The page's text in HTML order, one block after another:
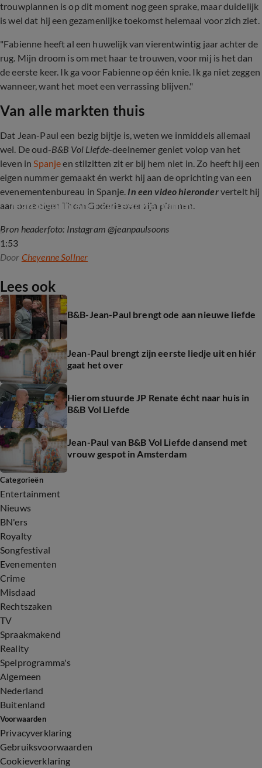
trouwplannen is op dit moment nog geen sprake, maar duidelijk
is wel dat hij een gezamenlijke toekomst helemaal voor zich ziet.
"Fabienne heeft al een huwelijk van vierentwintig jaar achter de
rug. Mijn droom is om met haar te trouwen, voor mij is het dan
de eerste keer. Ik ga voor Fabienne op één knie. Ik ga niet zeggen
wanneer, want het moet een verrassing blijven."
Van alle markten thuis
Dat Jean-Paul een bezig bijtje is, weten we inmiddels allemaal
wel. De oud-B&B Vol Liefde-deelnemer geniet volop van het
leven inSpanjeen stilzitten zit er bij hem niet in. Zo heeft hij een
eigen nummer gemaakt én werkt hij aan de oprichting van een
evenementenbureau in Spanje. In een video hierondervertelt hij
aan onze eigen Thom Goderie over zijn plannen.
1:53
Jean-Paul brengt zijn eerste nummer uit
Bron headerfoto: Instagram @jeanpaulsoons
Door Cheyenne Sollner
Lees ook
B&B-Jean-Paul brengt ode aan nieuwe liefde
Jean-Paul brengt zijn eerste liedje uit en hiér
gaat het over
Hierom stuurde JP Renate écht naar huis in
B&B Vol Liefde
Jean-Paul van B&B Vol Liefde dansend met
vrouw gespot in Amsterdam
Categorieën
Entertainment
Nieuws
BN'ers
Royalty
Songfestival
Evenementen
Crime
Misdaad
Rechtszaken
TV
Spraakmakend
Reality
Spelprogramma's
Algemeen
Nederland
Buitenland
Voorwaarden
Privacyverklaring
Gebruiksvoorwaarden
Cookieverklaring